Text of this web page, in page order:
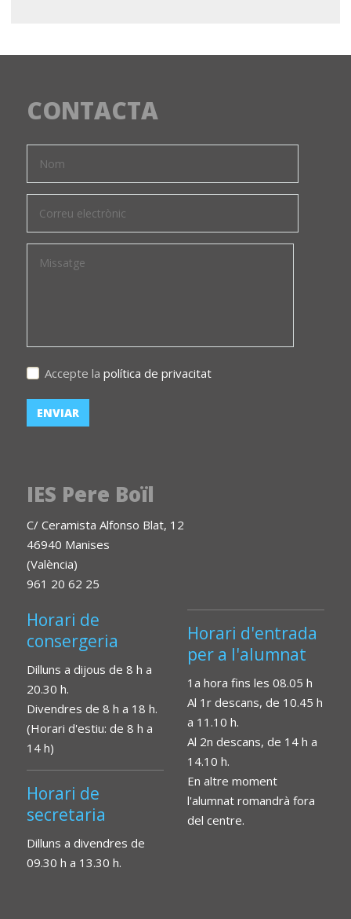
CONTACTA
Accepte la política de privacitat
IES Pere Boïl
C/ Ceramista Alfonso Blat, 12
46940 Manises
(València)
961 20 62 25
Horari de
consergeria
Dilluns a dijous de 8 h a
20.30 h.
Divendres de 8 h a 18 h.
(Horari d'estiu: de 8 h a
14 h)
Horari de
secretaria
Dilluns a divendres de
09.30 h a 13.30 h.
Horari d'entrada
per a l'alumnat
1a hora fins les 08.05 h
Al 1r descans, de 10.45 h
a 11.10 h.
Al 2n descans, de 14 h a
14.10 h.
En altre moment
l'alumnat romandrà fora
del centre.